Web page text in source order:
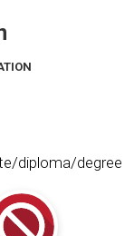
diploma/degree